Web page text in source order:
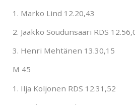
1. Marko Lind 12.20,43
2. Jaakko Soudunsaari RDS
3. Henri Mehtänen 13.30,15
M 45
1. Ilja Koljonen RDS 12.31,52